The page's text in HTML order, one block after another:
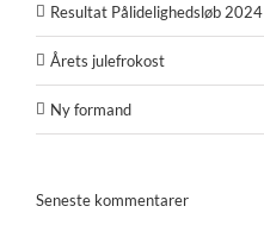
Resultat Pålidelighedsløb 2024
Årets julefrokost
Ny formand
Seneste kommentarer